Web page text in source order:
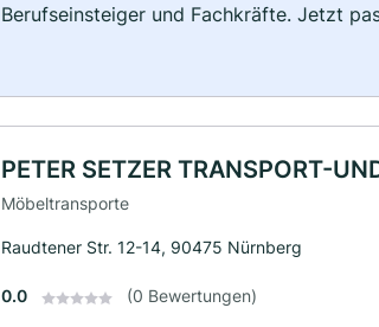
Berufseinsteiger und Fachkräfte. Jetzt
PETER SETZER TRANSPORT-
Möbeltransporte
Raudtener Str. 12-14, 90475 Nürnberg
0.0 (0 Bewertungen)